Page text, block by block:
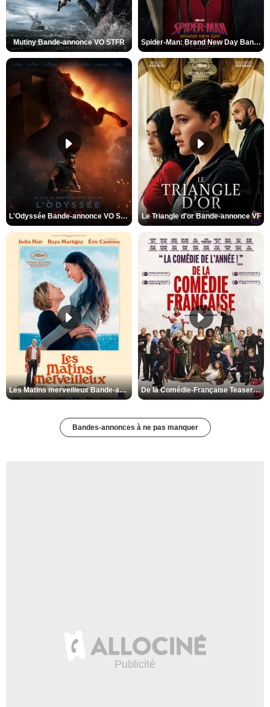
Mutiny Bande-annonce VO STFR Spider-Man: Brand New Day Bande-annonce VO STFR
L'Odyssée Bande-annonce VO STFR Le Triangle d'or Bande-annonce VF
Les Matins merveilleux Bande-annonce VF De la Comédie-Française Teaser VF
Bandes-annonces à ne pas manquer